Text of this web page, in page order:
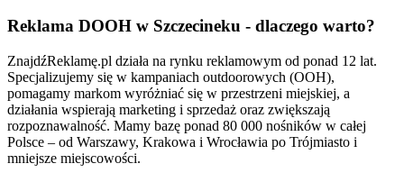
Reklama DOOH w Szczecineku - dlaczego warto?
ZnajdźReklamę.pl działa na rynku reklamowym od ponad 12 lat.
Specjalizujemy się w kampaniach outdoorowych (OOH),
pomagamy markom wyróżniać się w przestrzeni miejskiej, a
działania wspierają marketing i sprzedaż oraz zwiększają
rozpoznawalność. Mamy bazę ponad 80 000 nośników w całej
Polsce – od Warszawy, Krakowa i Wrocławia po Trójmiasto i
mniejsze miejscowości.